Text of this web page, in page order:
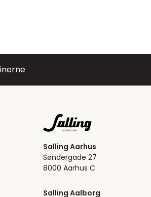
Salling Aarhus
Søndergade 27
8000 Aarhus C
Salling Aalborg